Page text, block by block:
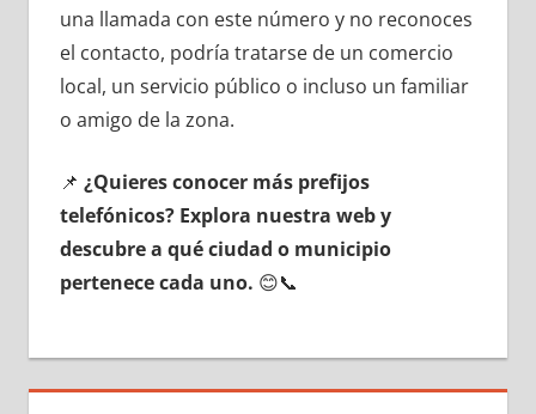
una llamada сοn еstе número у no reconoces
el contacto, podría tratarse dе un comercio
local, un servicio público ο incluso un familiar
ο amigo dе la zona.
📌 ¿Quieres conocer mа́s prefijos
telefónicos? Explora nuestra web у
descubre а qué ciudad ο municipio
pertenece cada uno. 😊📞